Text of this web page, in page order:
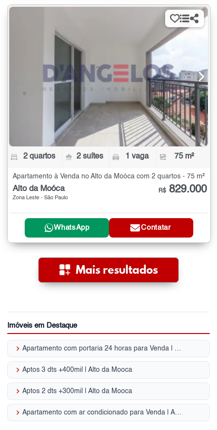
2 quartos 2 suítes 1 vaga 75 m²
Apartamento à Venda no Alto da Moóca com 2 quartos - 75 m²
Alto da Moóca
Zona Leste - São Paulo
R$ 829.000
WhatsApp Contatar
Imóveis em Destaque
keyboard_arrow_right Apartamento com portaria 24 horas para Venda | Alto da Moóca
keyboard_arrow_right Aptos 3 dts +400mil | Alto da Mooca
keyboard_arrow_right Aptos 2 dts +300mil | Alto da Mooca
keyboard_arrow_right Apartamento com ar condicionado para Venda | Alto da Moóca